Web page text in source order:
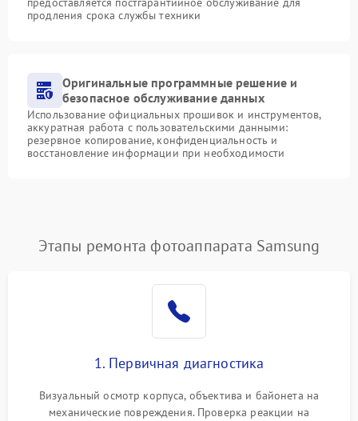
продления срока службы техники
Оригинальные программные решение и
безопасное обслуживание данных
Использование официальных прошивок и инструментов,
аккуратная работа с пользовательскими данными:
резервное копирование, конфиденциальность и
восстановление информации при необходимости
Этапы ремонта фотоаппарата Samsung
1. Первичная диагностика
Визуальный осмотр корпуса, объектива и байонета на
механические повреждения. Проверка реакции на